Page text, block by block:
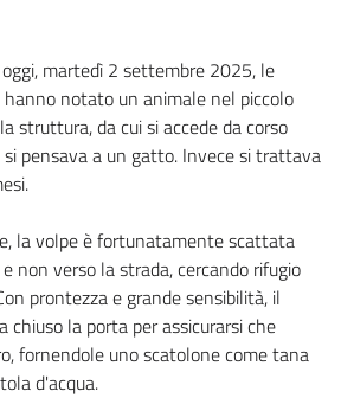
martedì 2 settembre 2025, le
notato un animale nel piccolo
struttura, da cui si accede da corso
pensava a un gatto. Invece si trattava
la volpe è fortunatamente scattata
non verso la strada, cercando rifugio
prontezza e grande sensibilità, il
chiuso la porta per assicurarsi che
fornendole uno scatolone come tana
d'acqua.